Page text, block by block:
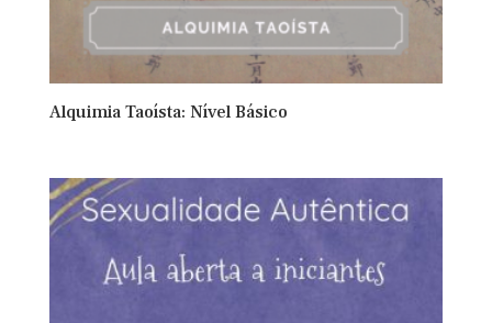
Alquimia Taoísta: Nível Básico